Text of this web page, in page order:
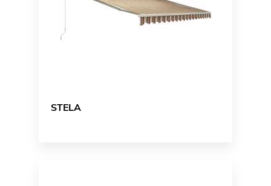
STELA